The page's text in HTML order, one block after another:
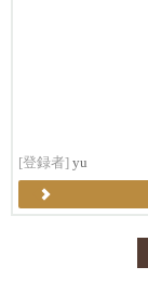
[登録者] yu